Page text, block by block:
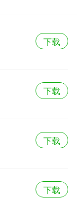
下载
下载
下载
下载